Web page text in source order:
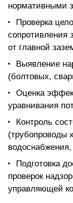
нормативными
Проверка
сопротивления
от главной
Выявление
(болтовых,
Оценка
уравнивания
Контроль
(трубопроводы
Подготовка
проверок
управляющей